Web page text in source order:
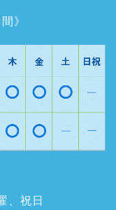
》
、祝日